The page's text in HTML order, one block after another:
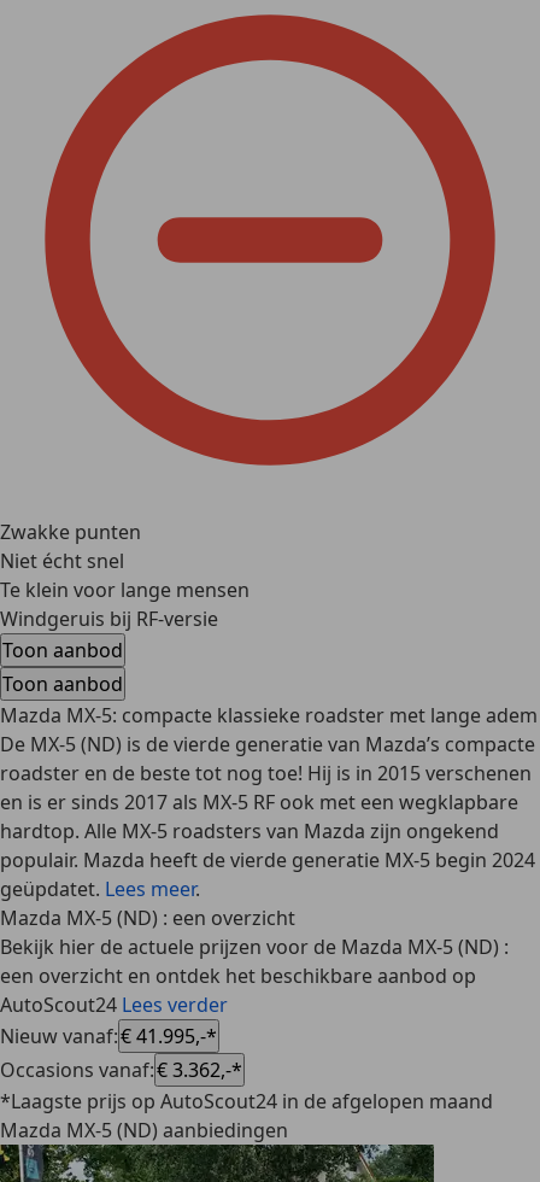
Zwakke punten
Niet écht snel
Te klein voor lange mensen
Windgeruis bij RF-versie
Toon aanbod
Toon aanbod
Mazda MX-5: compacte klassieke roadster met lange adem
De MX-5 (ND) is de vierde generatie van Mazda’s compacte
roadster en de beste tot nog toe! Hij is in 2015 verschenen
en is er sinds 2017 als MX-5 RF ook met een wegklapbare
hardtop. Alle MX-5 roadsters van Mazda zijn ongekend
populair. Mazda heeft de vierde generatie MX-5 begin 2024
geüpdatet. Lees meer.
Mazda MX-5 (ND) : een overzicht
Bekijk hier de actuele prijzen voor de Mazda MX-5 (ND) :
een overzicht en ontdek het beschikbare aanbod op
AutoScout24 Lees verder
Nieuw vanaf:€ 41.995,-*
Occasions vanaf:€ 3.362,-*
*Laagste prijs op AutoScout24 in de afgelopen maand
Mazda MX-5 (ND) aanbiedingen